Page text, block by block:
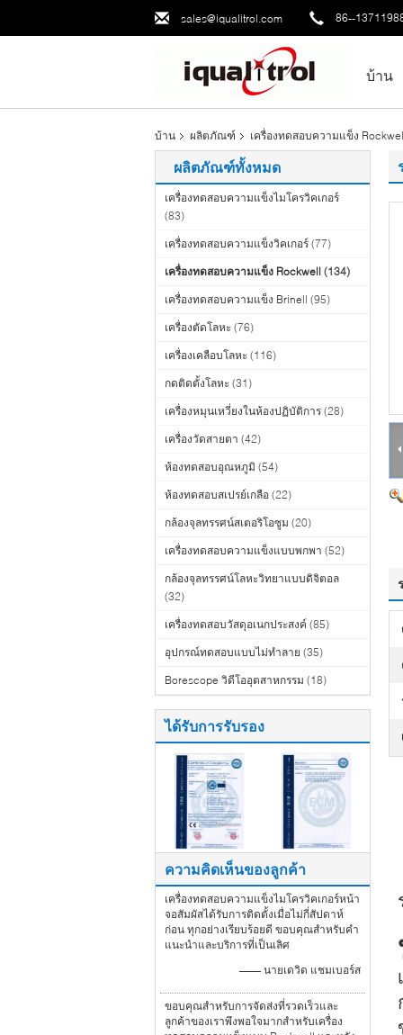
sales@iqualitrol.com 86--
บ้าน
บ้าน ผลิตภัณฑ์ เครื่องทดสอบความแข็ง
ผลิตภัณฑ์ทั้งหมด
เครื่องทดสอบความแข็งไมโครวิคเกอร์
(83)
เครื่องทดสอบความแข็งวิคเกอร์ (77)
เครื่องทดสอบความแข็ง Rockwell (134)
เครื่องทดสอบความแข็ง Brinell (95)
เครื่องตัดโลหะ (76)
เครื่องเคลือบโลหะ (116)
กดติดตั้งโลหะ (31)
เครื่องหมุนเหวี่ยงในห้องปฏิบัติการ (28)
เครื่องวัดสายตา (42)
ห้องทดสอบอุณหภูมิ (54)
ห้องทดสอบสเปรย์เกลือ (22)
กล้องจุลทรรศน์สเตอริโอซูม (20)
เครื่องทดสอบความแข็งแบบพกพา (52)
กล้องจุลทรรศน์โลหะวิทยาแบบดิจิตอล
(32)
เครื่องทดสอบวัสดุอเนกประสงค์ (85)
อุปกรณ์ทดสอบแบบไม่ทำลาย (35)
Borescope วิดีโออุตสาหกรรม (18)
ได้รับการรับรอง
ความคิดเห็นของลูกค้า
เครื่องทดสอบความแข็งไมโครวิคเกอร์หน้า
จอสัมผัสได้รับการติดตั้งเมื่อไม่กี่สัปดาห์
ก่อน ทุกอย่างเรียบร้อยดี ขอบคุณสำหรับคำ
แนะนำและบริการที่เป็นเลิศ
—— นายเดวิด แชมเบอร์ส
ขอบคุณสำหรับการจัดส่งที่รวดเร็วและ
ลูกค้าของเราพึงพอใจมากสำหรับเครื่อง